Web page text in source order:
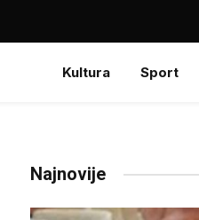
Kultura Sport
Najnovije